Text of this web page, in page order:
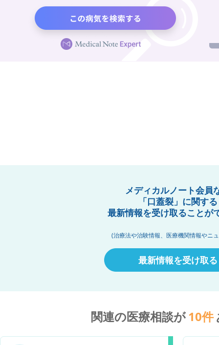
メディカルノート会員
「口蓋裂」に関する
最新情報を受け取ることが
(治療法や治験情報、医療機関情報やニ
最新情報を受け取る
関連の医療相談が10件